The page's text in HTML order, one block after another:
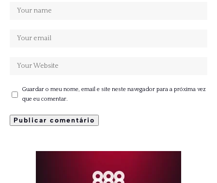
Guardar o meu nome, email e site neste navegador para a próxima vez
que eu comentar.